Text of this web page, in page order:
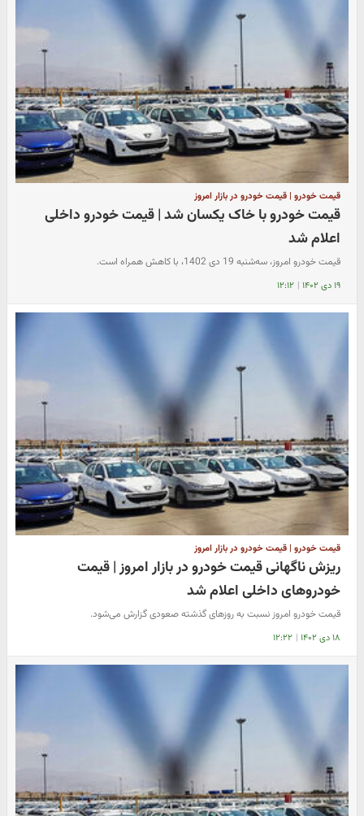
قیمت خودرو | قیمت خودرو در بازار امروز
قیمت خودرو با خاک یکسان شد | قیمت خودرو داخلی
اعلام شد
قیمت خودرو امروز، سه‌شنبه 19 دی 1402، با کاهش همراه است.
۱۹ دی ۱۴۰۲ | ۱۲:۱۲
قیمت خودرو | قیمت خودرو در بازار امروز
ریزش ناگهانی قیمت خودرو در بازار امروز | قیمت
خودروهای داخلی اعلام شد
قیمت خودرو امروز نسبت به روزهای گذشته صعودی گزارش می‌شود.
۱۸ دی ۱۴۰۲ | ۱۲:۲۲